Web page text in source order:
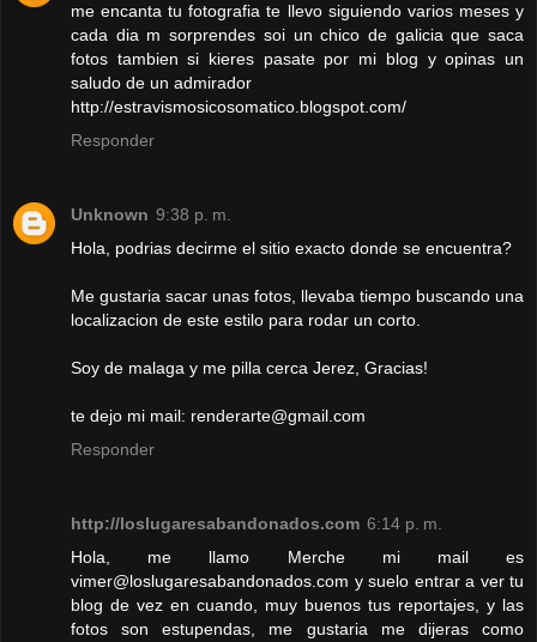
me encanta tu fotografia te llevo siguiendo varios meses y
cada dia m sorprendes soi un chico de galicia que saca
fotos tambien si kieres pasate por mi blog y opinas un
saludo de un admirador
http://estravismosicosomatico.blogspot.com/
Responder
Unknown 9:38 p. m.
Hola, podrias decirme el sitio exacto donde se encuentra?
Me gustaria sacar unas fotos, llevaba tiempo buscando una
localizacion de este estilo para rodar un corto.
Soy de malaga y me pilla cerca Jerez, Gracias!
te dejo mi mail: renderarte@gmail.com
Responder
http://loslugaresabandonados.com 6:14 p. m.
Hola, me llamo Merche mi mail es
vimer@loslugaresabandonados.com y suelo entrar a ver tu
blog de vez en cuando, muy buenos tus reportajes, y las
fotos son estupendas, me gustaria me dijeras como